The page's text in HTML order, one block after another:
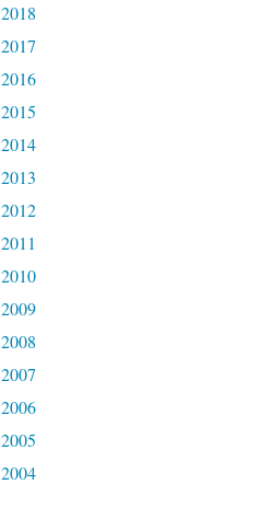
2018
2017
2016
2015
2014
2013
2012
2011
2010
2009
2008
2007
2006
2005
2004